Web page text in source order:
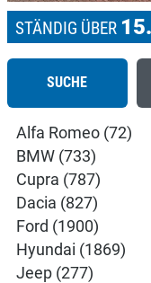
STÄNDIG ÜBER
SUCHE
Alfa Romeo (72)
BMW (733)
Cupra (787)
Dacia (827)
Ford (1900)
Hyundai (1869)
Jeep (277)